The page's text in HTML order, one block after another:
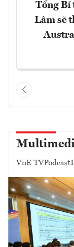
Tổng Bí
Lâm sẽ
VnE TVPodcast